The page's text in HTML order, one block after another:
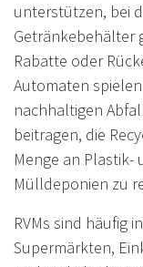
unterstützen, bei
Getränkebehälter
Rabatte oder
Automaten
nachhaltigen
beitragen, die
Menge an
Mülldeponien zu
RVMs sind häufig
Supermärkten,